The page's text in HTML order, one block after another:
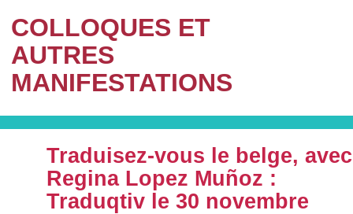
COLLOQUES ET
AUTRES
MANIFESTATIONS
Traduisez-vous le belge, avec
Regina Lopez Muñoz :
Traduqtiv le 30 novembre